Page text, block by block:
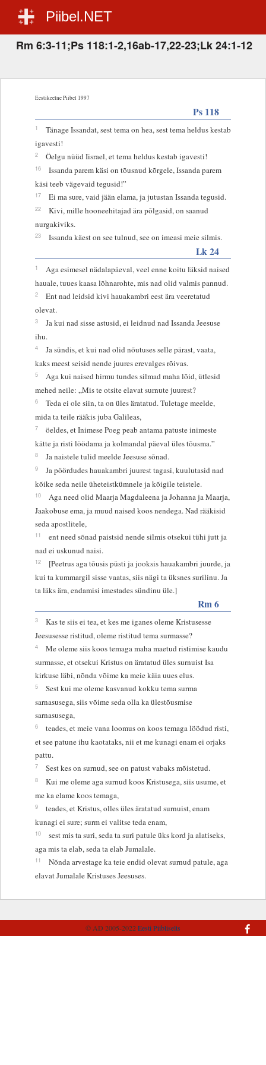
Piibel.NET
Rm 6:3-11;Ps 118:1-2,16ab-17,22-23;Lk 24:1-12
Eestikeelne Piibel 1997
Ps 118
1
Tänage Issandat, sest tema on hea, sest tema heldus kestab
igavesti!
2 Öelgu nüüd Iisrael, et tema heldus kestab igavesti!
16
Issanda parem käsi on tõusnud kõrgele, Issanda parem
käsi teeb vägevaid tegusid!”
17 Ei ma sure, vaid jään elama, ja jutustan Issanda tegusid.
22
Kivi, mille hooneehitajad ära põlgasid, on saanud
nurgakiviks.
23 Issanda käest on see tulnud, see on imeasi meie silmis.
Lk 24
1
Aga esimesel nädalapäeval, veel enne koitu läksid naised
hauale, tuues kaasa lõhnarohte, mis nad olid valmis pannud.
2
Ent nad leidsid kivi hauakambri eest ära veeretatud
olevat.
3
Ja kui nad sisse astusid, ei leidnud nad Issanda Jeesuse
ihu.
4
Ja sündis, et kui nad olid nõutuses selle pärast, vaata,
kaks meest seisid nende juures erevalges rõivas.
5
Aga kui naised hirmu tundes silmad maha lõid, ütlesid
mehed neile: „Mis te otsite elavat surnute juurest?
6
Teda ei ole siin, ta on üles äratatud. Tuletage meelde,
mida ta teile rääkis juba Galileas,
7
öeldes, et Inimese Poeg peab antama patuste inimeste
kätte ja risti löödama ja kolmandal päeval üles tõusma.”
8 Ja naistele tulid meelde Jeesuse sõnad.
9
Ja pöördudes hauakambri juurest tagasi, kuulutasid nad
kõike seda neile üheteistkümnele ja kõigile teistele.
10
Aga need olid Maarja Magdaleena ja Johanna ja Maarja,
Jaakobuse ema, ja muud naised koos nendega. Nad rääkisid
seda apostlitele,
11
ent need sõnad paistsid nende silmis otsekui tühi jutt ja
nad ei uskunud naisi.
12
[Peetrus aga tõusis püsti ja jooksis hauakambri juurde, ja
kui ta kummargil sisse vaatas, siis nägi ta üksnes surilinu. Ja
ta läks ära, endamisi imestades sündinu üle.]
Rm 6
3
Kas te siis ei tea, et kes me iganes oleme Kristusesse
Jeesusesse ristitud, oleme ristitud tema surmasse?
4
Me oleme siis koos temaga maha maetud ristimise kaudu
surmasse, et otsekui Kristus on äratatud üles surnuist Isa
kirkuse läbi, nõnda võime ka meie käia uues elus.
5
Sest kui me oleme kasvanud kokku tema surma
sarnasusega, siis võime seda olla ka ülestõusmise
sarnasusega,
6
teades, et meie vana loomus on koos temaga löödud risti,
et see patune ihu kaotataks, nii et me kunagi enam ei orjaks
pattu.
7 Sest kes on surnud, see on patust vabaks mõistetud.
8
Kui me oleme aga surnud koos Kristusega, siis usume, et
me ka elame koos temaga,
9
teades, et Kristus, olles üles äratatud surnuist, enam
kunagi ei sure; surm ei valitse teda enam,
10
sest mis ta suri, seda ta suri patule üks kord ja alatiseks,
aga mis ta elab, seda ta elab Jumalale.
11
Nõnda arvestage ka teie endid olevat surnud patule, aga
elavat Jumalale Kristuses Jeesuses.
© AD 2005-2022Eesti Piibliselts